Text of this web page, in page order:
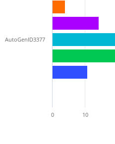
AutoGenID3377
0 10